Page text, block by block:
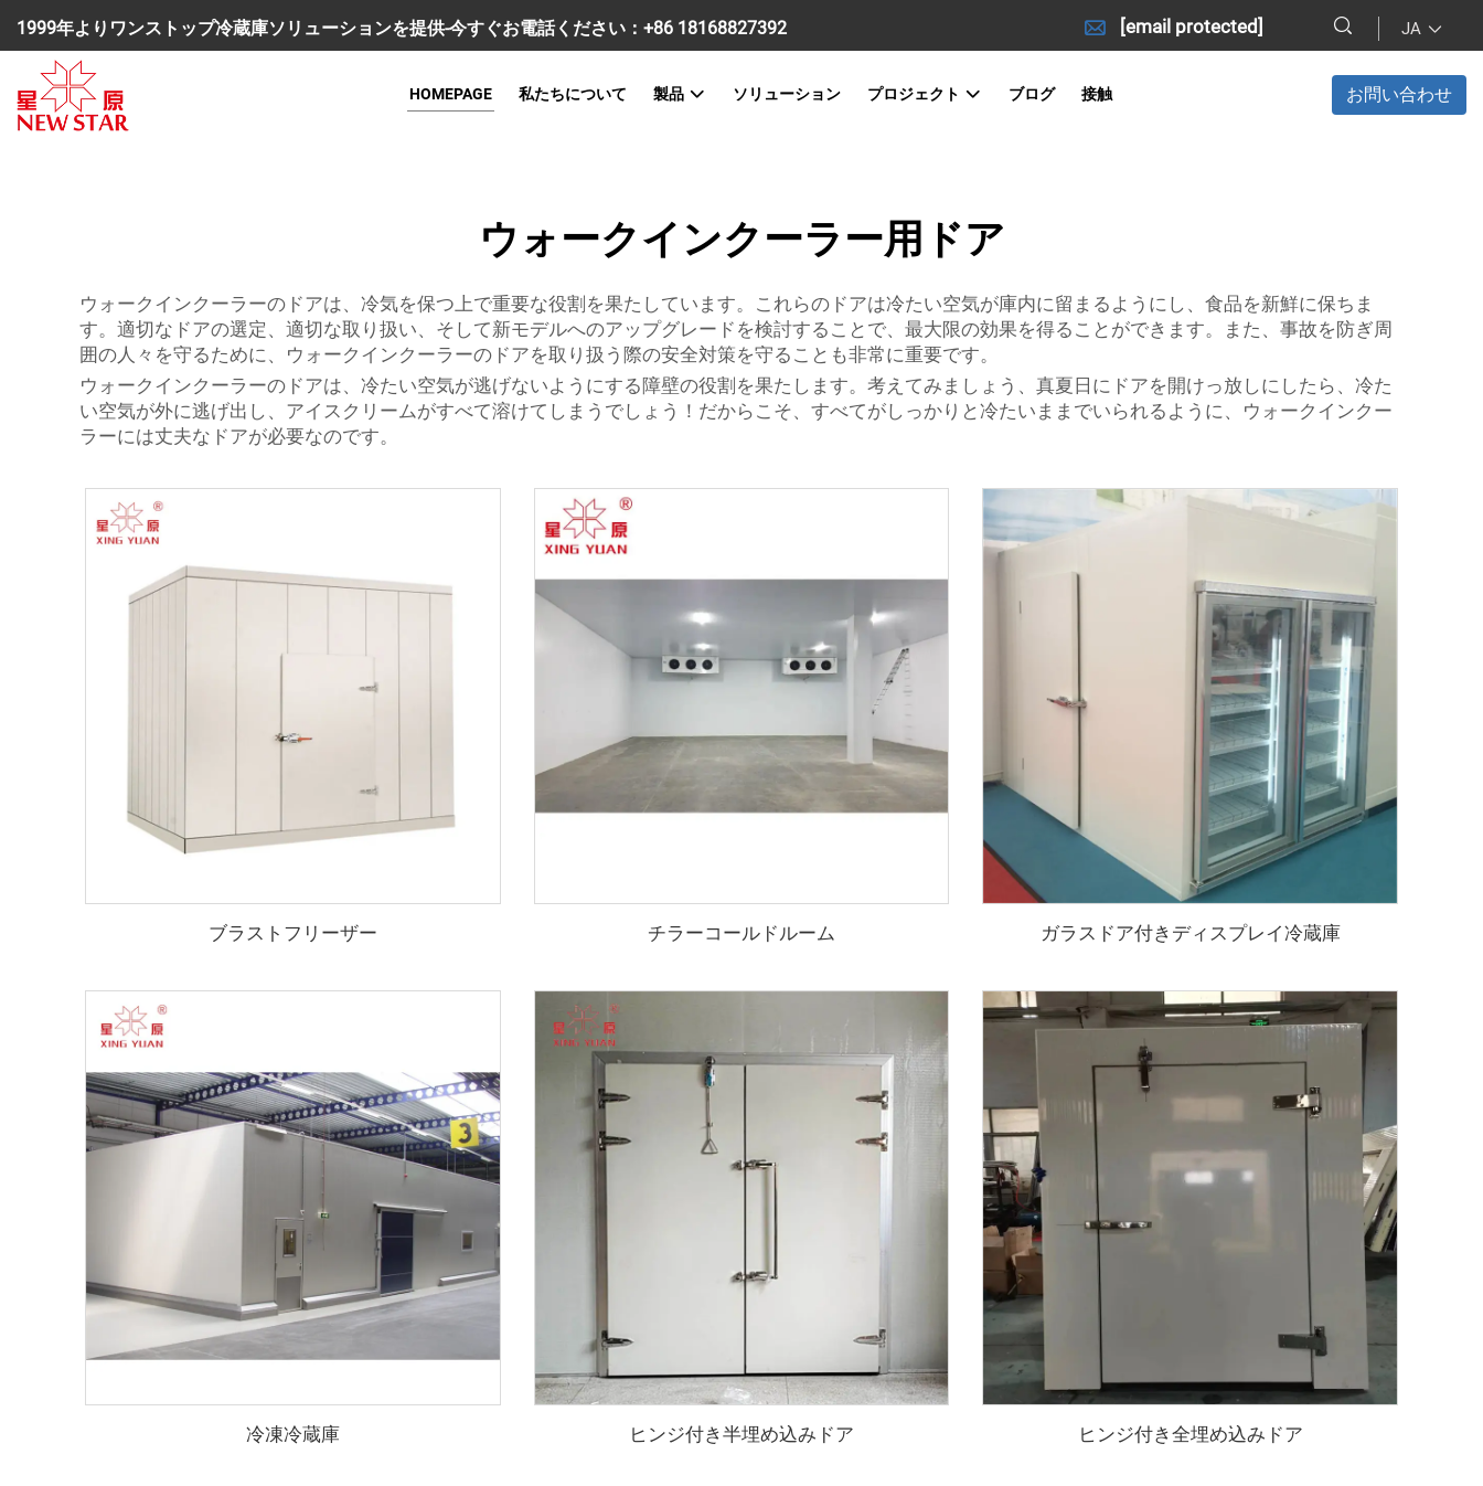
1999年よりワンストップ冷蔵庫ソリューションを提供-今すぐお電話ください： +86 18168827392 [email protected] JA
HOMEPAGE 私たちについて 製品 ソリューション プロジェクト ブログ 接触 お問い合わせ
ウォークインクーラー用ドア
ウォークインクーラーのドアは、冷気を保つ上で重要な役割を果たしています。これらのドアは冷たい空気が庫内に留まるようにし、食品を新鮮に保ちま
す。適切なドアの選定、適切な取り扱い、そして新モデルへのアップグレードを検討することで、最大限の効果を得ることができます。また、事故を防ぎ周
囲の人々を守るために、ウォークインクーラーのドアを取り扱う際の安全対策を守ることも非常に重要です。
ウォークインクーラーのドアは、冷たい空気が逃げないようにする障壁の役割を果たします。考えてみましょう、真夏日にドアを開けっ放しにしたら、冷た
い空気が外に逃げ出し、アイスクリームがすべて溶けてしまうでしょう！だからこそ、すべてがしっかりと冷たいままでいられるように、ウォークインクー
ラーには丈夫なドアが必要なのです。
ブラストフリーザー チラーコールドルーム ガラスドア付きディスプレイ冷蔵庫
冷凍冷蔵庫 ヒンジ付き半埋め込みドア ヒンジ付き全埋め込みドア